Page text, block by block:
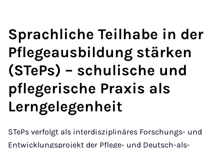
Sprachliche Teilhabe in der
Pflegeausbildung stärken
(STePs) – schulische und
pflegerische Praxis als
Lerngelegenheit
STePs verfolgt als interdisziplinäres Forschungs- und
Entwicklungsprojekt der Pflege- und Deutsch-als-